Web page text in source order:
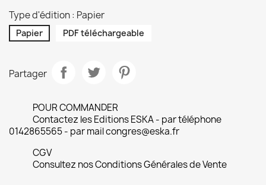
Type d'édition : Papier
Papier PDF téléchargeable
Partager
POUR COMMANDER
Contactez les Editions ESKA - par téléphone
0142865565 - par mail congres@eska.fr
CGV
Consultez nos Conditions Générales de Vente